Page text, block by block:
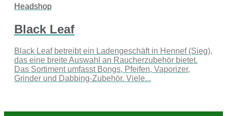
Headshop
Black Leaf
Black Leaf betreibt ein Ladengeschäft in Hennef (Sieg),
das eine breite Auswahl an Raucherzubehör bietet.
Das Sortiment umfasst Bongs, Pfeifen, Vaporizer,
Grinder und Dabbing-Zubehör. Viele...